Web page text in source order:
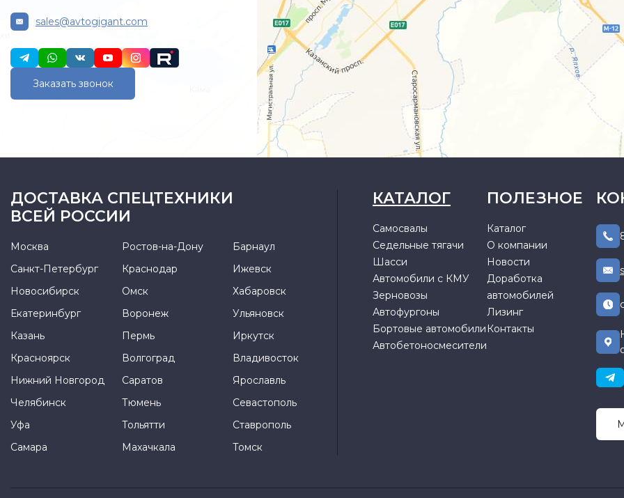
sales@avtogigant.com
Заказать звонок
ДОСТАВКА СПЕЦТЕХНИКИ
ВСЕЙ РОССИИ
Москва Ростов-на-Дону
Барнаул
Санкт-Петербург
Краснодар
Ижевск
Новосибирск
Омск
Хабаровск
Екатеринбург
Воронеж
Ульяновск
Казань
Пермь
Иркутск
Красноярск
Волгоград
Владивосток
Нижний Новгород
Саратов
Ярославль
Челябинск
Тюмень
Севастополь
Уфа
Тольятти
Ставрополь
Самара
Махачкала Томск
КАТАЛОГ
Самосвалы
Седельные тягачи
Шасси
Автомобили с КМУ
Зерновозы
Автофургоны
Бортовые автомобили
Автобетоносмесители
ПОЛЕЗНОЕ
Каталог
О компании
Новости
Доработка
автомобилей
Лизинг
Контакты